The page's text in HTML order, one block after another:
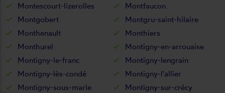
Montescourt-lizerolles
Montfaucon
Montgobert
Montgru-saint-hilaire
Monthenault
Monthiers
Monthurel
Montigny-en-arrouaise
Montigny-le-franc
Montigny-lengrain
Montigny-lès-condé
Montigny-l'allier
Montigny-sous-marle
Montigny-sur-crécy